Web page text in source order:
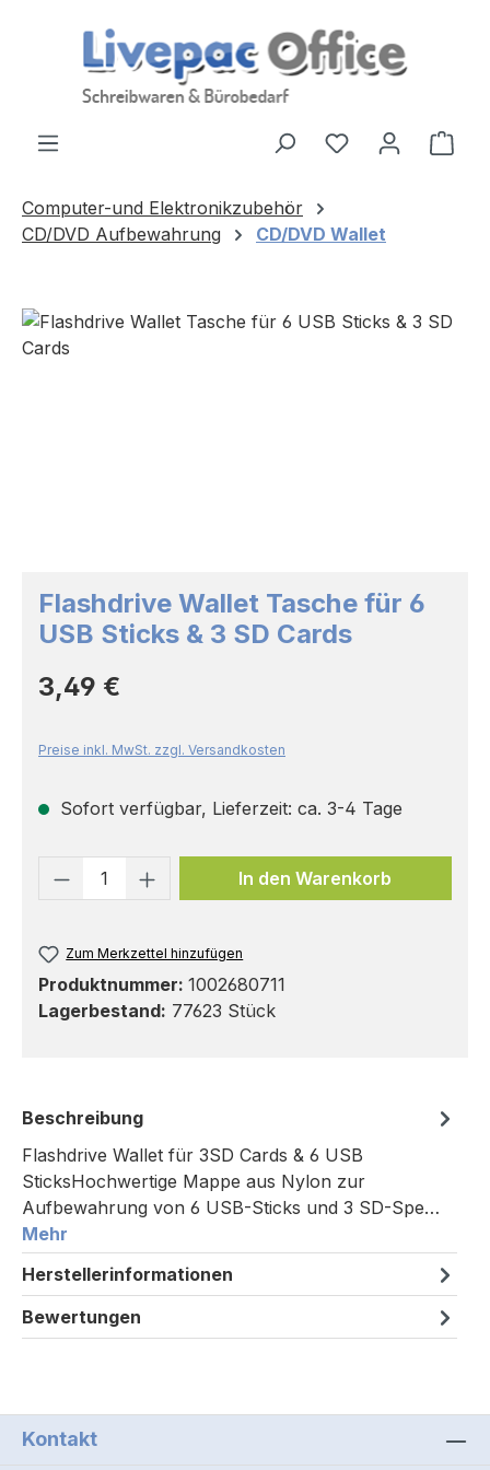
Zum Hauptinhalt springen
Computer-und Elektronikzubehör
CD/DVD Aufbewahrung
CD/DVD Wallet
Bildergalerie überspringen
Flashdrive Wallet Tasche für 6
USB Sticks & 3 SD Cards
Regulärer Preis:
3,49 €
Preise inkl. MwSt. zzgl. Versandkosten
Sofort verfügbar, Lieferzeit: ca. 3-4 Tage
Produkt Anzahl: Gib den
In den Warenkorb
Zum Merkzettel hinzufügen
Produktnummer: 1002680711
Lagerbestand: 77623 Stück
Beschreibung
Flashdrive Wallet für 3SD Cards & 6 USB
SticksHochwertige Mappe aus Nylon zur
Aufbewahrung von 6 USB-Sticks und 3 SD-Spe…
Mehr
Herstellerinformationen
Bewertungen
Kontakt